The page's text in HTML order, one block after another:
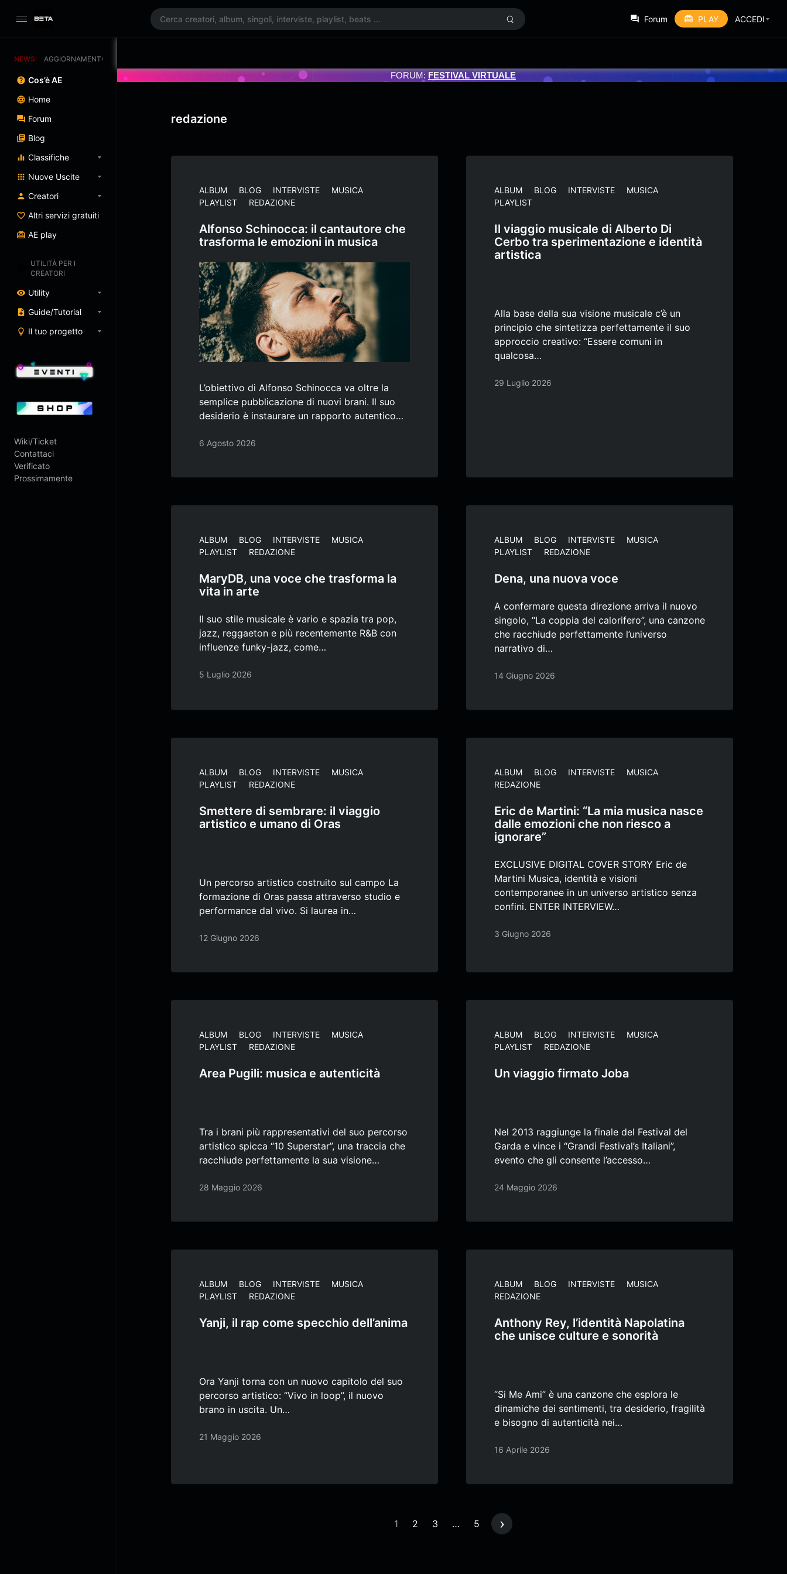
Forum PLAY ACCEDI
NEWS:AGGIORNAMENTO PROGRAMMATO 3/07/2025
Cos’è AE
Home
Forum
Blog
Classifiche
Nuove Uscite
Creatori
Altri servizi gratuiti
AE play
UTILITÀ PER I
CREATORI
Utility
Guide/Tutorial
Il tuo progetto
Wiki/Ticket
Contattaci
Verificato
Prossimamente
FORUM: FESTIVAL VIRTUALE
redazione
ALBUM BLOG INTERVISTE
MUSICA
PLAYLIST
REDAZIONE
Alfonso Schinocca: il cantautore che
trasforma le emozioni in musica
L’obiettivo di Alfonso Schinocca va oltre la
semplice pubblicazione di nuovi brani. Il suo
desiderio è instaurare un rapporto autentico…
6 Agosto 2026
ALBUM BLOG INTERVISTE
MUSICA
PLAYLIST
Il viaggio musicale di Alberto Di
Cerbo tra sperimentazione e identità
artistica
Alla base della sua visione musicale c’è un
principio che sintetizza perfettamente il suo
approccio creativo: “Essere comuni in
qualcosa…
29 Luglio 2026
ALBUM BLOG INTERVISTE
MUSICA
PLAYLIST
REDAZIONE
MaryDB, una voce che trasforma la
vita in arte
Il suo stile musicale è vario e spazia tra pop,
jazz, reggaeton e più recentemente R&B con
influenze funky-jazz, come…
5 Luglio 2026
ALBUM BLOG INTERVISTE
MUSICA
PLAYLIST
REDAZIONE
Dena, una nuova voce
A confermare questa direzione arriva il nuovo
singolo, “La coppia del calorifero”, una canzone
che racchiude perfettamente l’universo
narrativo di…
14 Giugno 2026
ALBUM BLOG INTERVISTE
MUSICA
PLAYLIST
REDAZIONE
Smettere di sembrare: il viaggio
artistico e umano di Oras
Un percorso artistico costruito sul campo La
formazione di Oras passa attraverso studio e
performance dal vivo. Si laurea in…
12 Giugno 2026
ALBUM BLOG INTERVISTE
MUSICA
REDAZIONE
Eric de Martini: “La mia musica nasce
dalle emozioni che non riesco a
ignorare”
EXCLUSIVE DIGITAL COVER STORY Eric de
Martini Musica, identità e visioni
contemporanee in un universo artistico senza
confini. ENTER INTERVIEW…
3 Giugno 2026
ALBUM BLOG INTERVISTE
MUSICA
PLAYLIST
REDAZIONE
Area Pugili: musica e autenticità
Tra i brani più rappresentativi del suo percorso
artistico spicca “10 Superstar”, una traccia che
racchiude perfettamente la sua visione…
28 Maggio 2026
ALBUM BLOG INTERVISTE
MUSICA
PLAYLIST
REDAZIONE
Un viaggio firmato Joba
Nel 2013 raggiunge la finale del Festival del
Garda e vince i “Grandi Festival’s Italiani”,
evento che gli consente l’accesso…
24 Maggio 2026
ALBUM BLOG INTERVISTE
MUSICA
PLAYLIST
REDAZIONE
Yanji, il rap come specchio dell’anima
Ora Yanji torna con un nuovo capitolo del suo
percorso artistico: “Vivo in loop”, il nuovo
brano in uscita. Un…
21 Maggio 2026
ALBUM BLOG INTERVISTE
MUSICA
REDAZIONE
Anthony Rey, l’identità Napolatina
che unisce culture e sonorità
“Si Me Ami” è una canzone che esplora le
dinamiche dei sentimenti, tra desiderio, fragilità
e bisogno di autenticità nei…
16 Aprile 2026
1 2 3 … 5